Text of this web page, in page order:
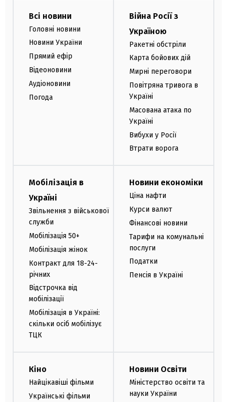
Всі новини
Головні новини
Новини України
Прямий ефір
Відеоновини
Аудіоновини
Погода
Війна Росії з
Україною
Ракетні обстріли
Карта бойових дій
Мирні переговори
Повітряна тривога в
Україні
Масована атака по
Україні
Вибухи у Росії
Втрати ворога
Мобілізація в
Україні
Звільнення з військової
служби
Мобілізація 50+
Мобілізація жінок
Контракт для 18-24-
річних
Відстрочка від
мобілізації
Мобілізація в Україні:
скільки осіб мобілізує
ТЦК
Новини економіки
Ціна нафти
Курси валют
Фінансові новини
Тарифи на комунальні
послуги
Податки
Пенсія в Україні
Кіно
Найцікавіші фільми
Українські фільми
Новини Освіти
Міністерство освіти та
науки України